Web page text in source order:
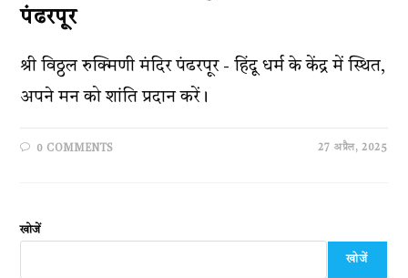
पंढरपूर
श्री विठ्ठल रुक्मिणी मंदिर पंढरपूर - हिंदू धर्म के केंद्र में स्थित,
अपने मन को शांति प्रदान करें।
0 COMMENTS 27 अप्रैल, 2025
खोजें
खोजें